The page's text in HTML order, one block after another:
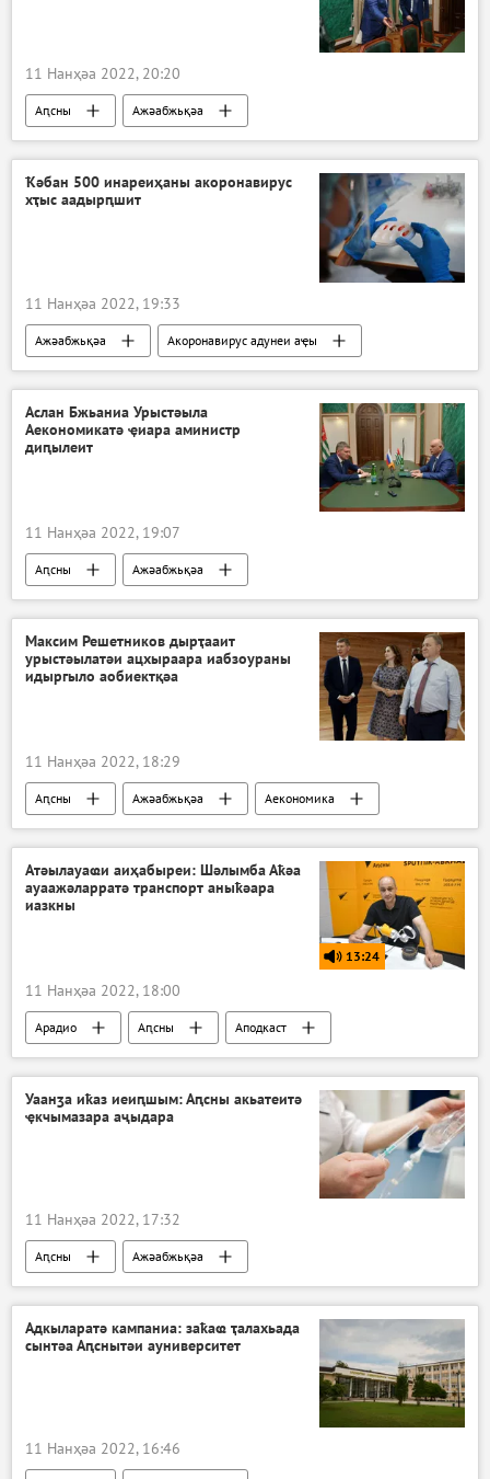
11 Нанҳәа 2022, 20:20
Аԥсны Ажәабжьқәа
Ҟәбан 500 инареиҳаны акоронавирус
хҭыс аадырԥшит
11 Нанҳәа 2022, 19:33
Ажәабжьқәа Акоронавирус адунеи аҿы
Аслан Бжьаниа Урыстәыла
Аекономикатә ҿиара аминистр
диԥылеит
11 Нанҳәа 2022, 19:07
Аԥсны Ажәабжьқәа
Максим Решетников дырҭааит
урыстәылатәи ацхыраара иабзоураны
идыргыло аобиектқәа
11 Нанҳәа 2022, 18:29
Аԥсны Ажәабжьқәа
Аекономика
Ауаажәларра
Атәылауаҩи аиҳабыреи: Шәлымба Аҟәа
ауаажәларратә транспорт аныҟәара
иазкны
13:24
11 Нанҳәа 2022, 18:00
Арадио Аԥсны
Аподкаст
Атәылауаҩи аиҳабыреи
Уаанӡа иҟаз иеиԥшым: Аԥсны акьатеитә
ҿкчымазара аҷыдара
11 Нанҳәа 2022, 17:32
Аԥсны Ажәабжьқәа
Адкыларатә кампаниа: заҟаҩ ҭалахьада
сынтәа Аԥснытәи ауниверситет
11 Нанҳәа 2022, 16:46